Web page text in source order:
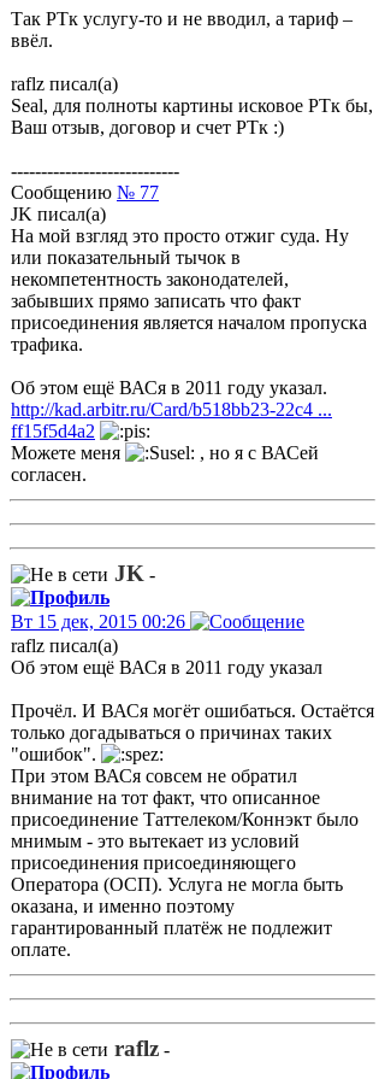
Так РТк услугу-то и не вводил, а тариф –
ввёл.
raflz писал(а)
Seal, для полноты картины исковое РТк бы,
Ваш отзыв, договор и счет РТк :)
----------------------------
Сообщению № 77
JK писал(а)
На мой взгляд это просто отжиг суда. Ну
или показательный тычок в
некомпетентность законодателей,
забывших прямо записать что факт
присоединения является началом пропуска
трафика.
Об этом ещё ВАСя в 2011 году указал.
http://kad.arbitr.ru/Card/b518bb23-22c4 ...
ff15f5d4a2
Можете меня
, но я с ВАСей
согласен.
JK -
Вт 15 дек, 2015 00:26
raflz писал(а)
Об этом ещё ВАСя в 2011 году указал
Прочёл. И ВАСя могёт ошибаться. Остаётся
только догадываться о причинах таких
"ошибок".
При этом ВАСя совсем не обратил
внимание на тот факт, что описанное
присоединение Таттелеком/Коннэкт было
мнимым - это вытекает из условий
присоединения присоединяющего
Оператора (ОСП). Услуга не могла быть
оказана, и именно поэтому
гарантированный платёж не подлежит
оплате.
raflz -